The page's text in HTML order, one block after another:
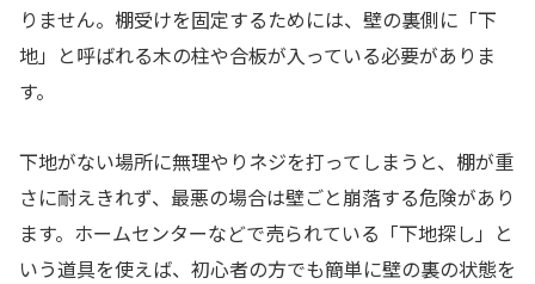
りません。棚受けを固定するためには、壁の裏側に「下
地」と呼ばれる木の柱や合板が入っている必要がありま
す。
下地がない場所に無理やりネジを打ってしまうと、棚が重
さに耐えきれず、最悪の場合は壁ごと崩落する危険があり
ます。ホームセンターなどで売られている「下地探し」と
いう道具を使えば、初心者の方でも簡単に壁の裏の状態を